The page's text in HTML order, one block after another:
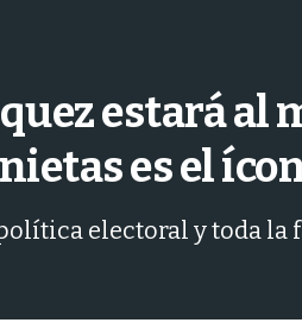
estará al
es el
electoral y toda